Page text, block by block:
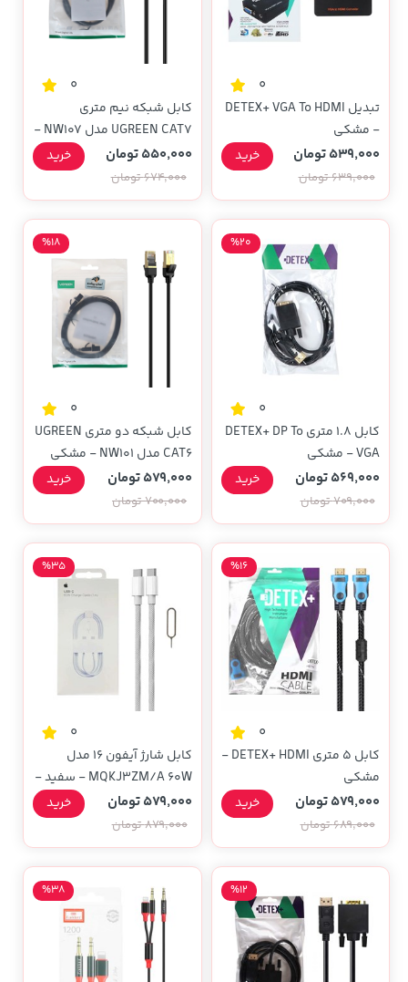
0
تبدیل DETEX+ VGA To HDMI
- مشکی
539,000 تومان
639,000 تومان
خرید
0
کابل شبکه نیم متری
UGREEN CAT7 مدل NW107 -
مشکی(11229)
550,000 تومان
674,000 تومان
خرید
0
کابل 1.8 متری DETEX+ DP To
VGA - مشکی
%20
569,000 تومان
709,000 تومان
خرید
0
کابل شبکه دو متری UGREEN
CAT6 مدل NW101 - مشکی
(گارانتی 18 ماهه آسان
پیشرو)(50185)
%18
579,000 تومان
700,000 تومان
خرید
0
کابل 5 متری DETEX+ HDMI -
مشکی
%16
579,000 تومان
689,000 تومان
خرید
0
کابل شارژ آیفون 16 مدل
MQKJ3ZM/A 60W - سفید -
NZR
%35
579,000 تومان
879,000 تومان
خرید
%12
%38